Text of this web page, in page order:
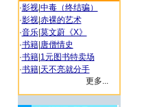
·影视| 中毒（终结骗）
·影视| 赤裸的艺术
·音乐| 莫文蔚《X》
·书籍| 唐僧情史
·书籍| 1元图书特卖场
·书籍| 天不亮就分手
更多...